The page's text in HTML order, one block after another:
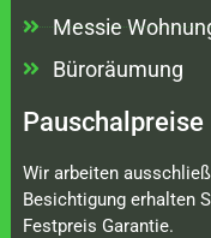
Messie
Büroräumung
Pauschalpreise
Wir arbeiten
Besichtigung erhalten
Festpreis Garantie.